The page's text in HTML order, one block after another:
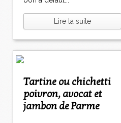
Lire la suite
Tartine ou chichetti
poivron, avocat et
jambon de Parme